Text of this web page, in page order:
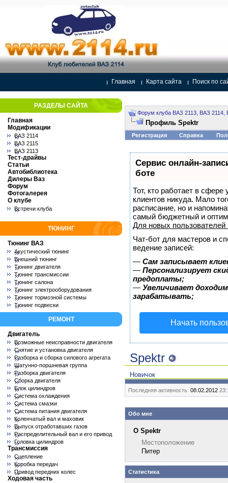
Главная Карта сайта Поиск по
РАЗДЕЛЫ САЙТА
Главная
Модификации
ВАЗ 2114
ВАЗ 2115
ВАЗ 2113
Тест-драйвы
Статьи
Автобиблиотека
Дилеры Ваз
Форум
Фотогалерея
О клубе
Встречи клуба
ТЮНИНГ
Тюнинг ВАЗ
Акустический тюнинг
Внешний тюнинг
Тюнинг двигателя
Тюнинг трансмиссии
Тюнинг салона
Тюнинг электрооборудования
Тюнинг тормозной системы
Тюнинг подвески
РЕМОНТ
Двигатель
Возможные неисправности двигателя
Снятие и установка двигателя
Разборка и сборка силового агрегата
Шатунно-поршневая группа
Разборка двигателя
Сборка двигателя
Блок цилиндров
Система охлаждения
Система смазки
Система питания двигателя
Коленчатый вал и маховик
Выпуск отработавших газов
Распределительный вал и его привод
Головка цилиндров
Трансмиссия
Сцепление
Коробка передач
Привод передних колес
Ходовая часть
Форум клуба ВАЗ 2113, ВАЗ 2114,
Профиль Spektr
Регистрация Справка
Сервис онлайн-
боте
Тот, кто работает в сфере
клиентов никуда. Мало
расписание, но и
самый бюджетный и
Для новых пользователей
Чат-бот для мастеров и
ведение записей:
— Сам записывает
— Персонализирует
предоплаты;
— Увеличивает
зарабатывать;
Начать
Spektr
Новичок
Последняя активность: 08.02.2012
Обо мне
О Spektr
Местоположение
Питер
Статистика